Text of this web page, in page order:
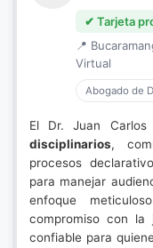
✔ Tarjeta
📍
Virtual
Abogado de
El Dr. Juan
disciplinarios,
procesos
para manejar
enfoque
compromiso con la
confiable para